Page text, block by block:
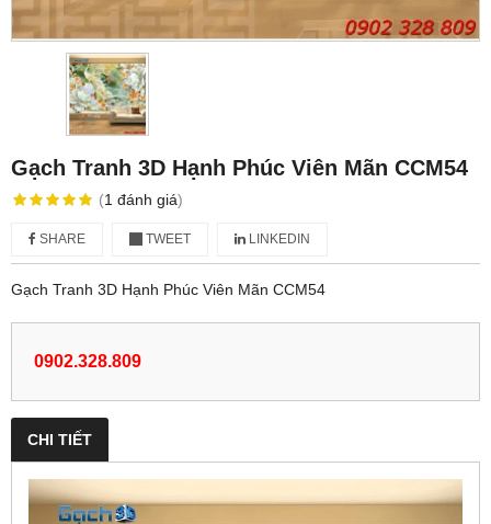
Gạch Tranh 3D Hạnh Phúc Viên Mãn CCM54
(1 đánh giá)
SHARE TWEET LINKEDIN
Gạch Tranh 3D Hạnh Phúc Viên Mãn CCM54
0902.328.809
CHI TIẾT